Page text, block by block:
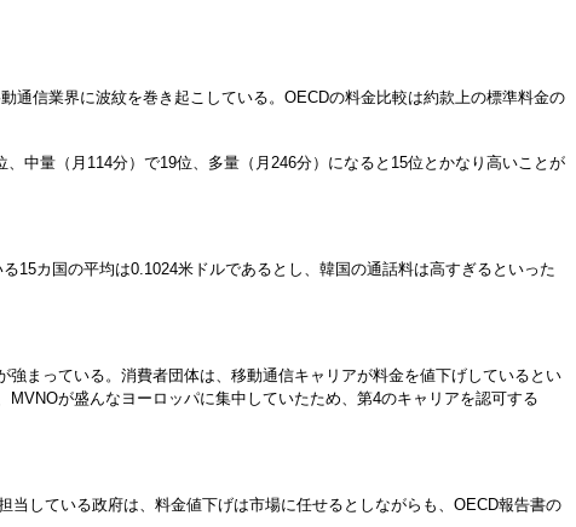
通信業界に波紋を巻き起こしている。OECDの料金比較は約款上の標準料金の
中量（月114分）で19位、多量（月246分）になると15位とかなり高いことが
15カ国の平均は0.1024米ドルであるとし、韓国の通話料は高すぎるといった
まっている。消費者団体は、移動通信キャリアが料金を値下げしているとい
が盛んなヨーロッパに集中していたため、第4のキャリアを認可する
している政府は、料金値下げは市場に任せるとしながらも、OECD報告書の